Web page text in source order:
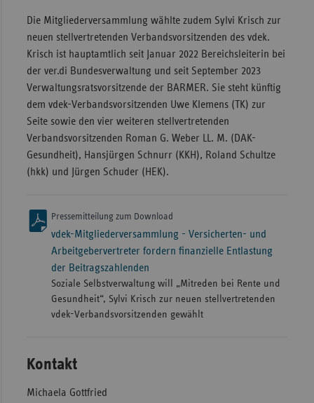
Die Mitgliederversammlung wählte zudem Sylvi Krisch zur
neuen stellvertretenden Verbandsvorsitzenden des vdek.
Krisch ist hauptamtlich seit Januar 2022 Bereichsleiterin bei
der ver.di Bundesverwaltung und seit September 2023
Verwaltungsratsvorsitzende der BARMER. Sie steht künftig
dem vdek-Verbandsvorsitzenden Uwe Klemens (TK) zur
Seite sowie den vier weiteren stellvertretenden
Verbandsvorsitzenden Roman G. Weber LL. M. (DAK-
Gesundheit), Hansjürgen Schnurr (KKH), Roland Schultze
(hkk) und Jürgen Schuder (HEK).
Pressemitteilung zum Download
vdek-Mitgliederversammlung - Versicherten- und
Arbeitgebervertreter fordern finanzielle Entlastung
der Beitragszahlenden
Soziale Selbstverwaltung will „Mitreden bei Rente und
Gesundheit“, Sylvi Krisch zur neuen stellvertretenden
vdek-Verbandsvorsitzenden gewählt
Kontakt
Michaela Gottfried